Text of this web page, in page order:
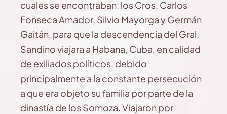
cuales se encontraban: los Cros. Carlos
Fonseca Amador, Silvio Mayorga y Germán
Gaitán, para que la descendencia del Gral.
Sandino viajara a Habana, Cuba, en calidad
de exiliados políticos, debido
principalmente a la constante persecución
a que era objeto su familia por parte de la
dinastía de los Somoza. Viajaron por